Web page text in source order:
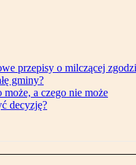
przepisy o milczącej
gminy?
a czego nie może
decyzję?